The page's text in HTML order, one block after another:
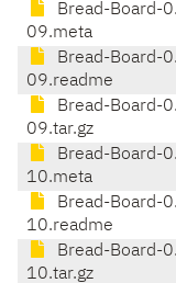
Bread-Board-0.
09.meta
Bread-Board-0.
09.readme
Bread-Board-0.
09.tar.gz
Bread-Board-0.
10.meta
Bread-Board-0.
10.readme
Bread-Board-0.
10.tar.gz